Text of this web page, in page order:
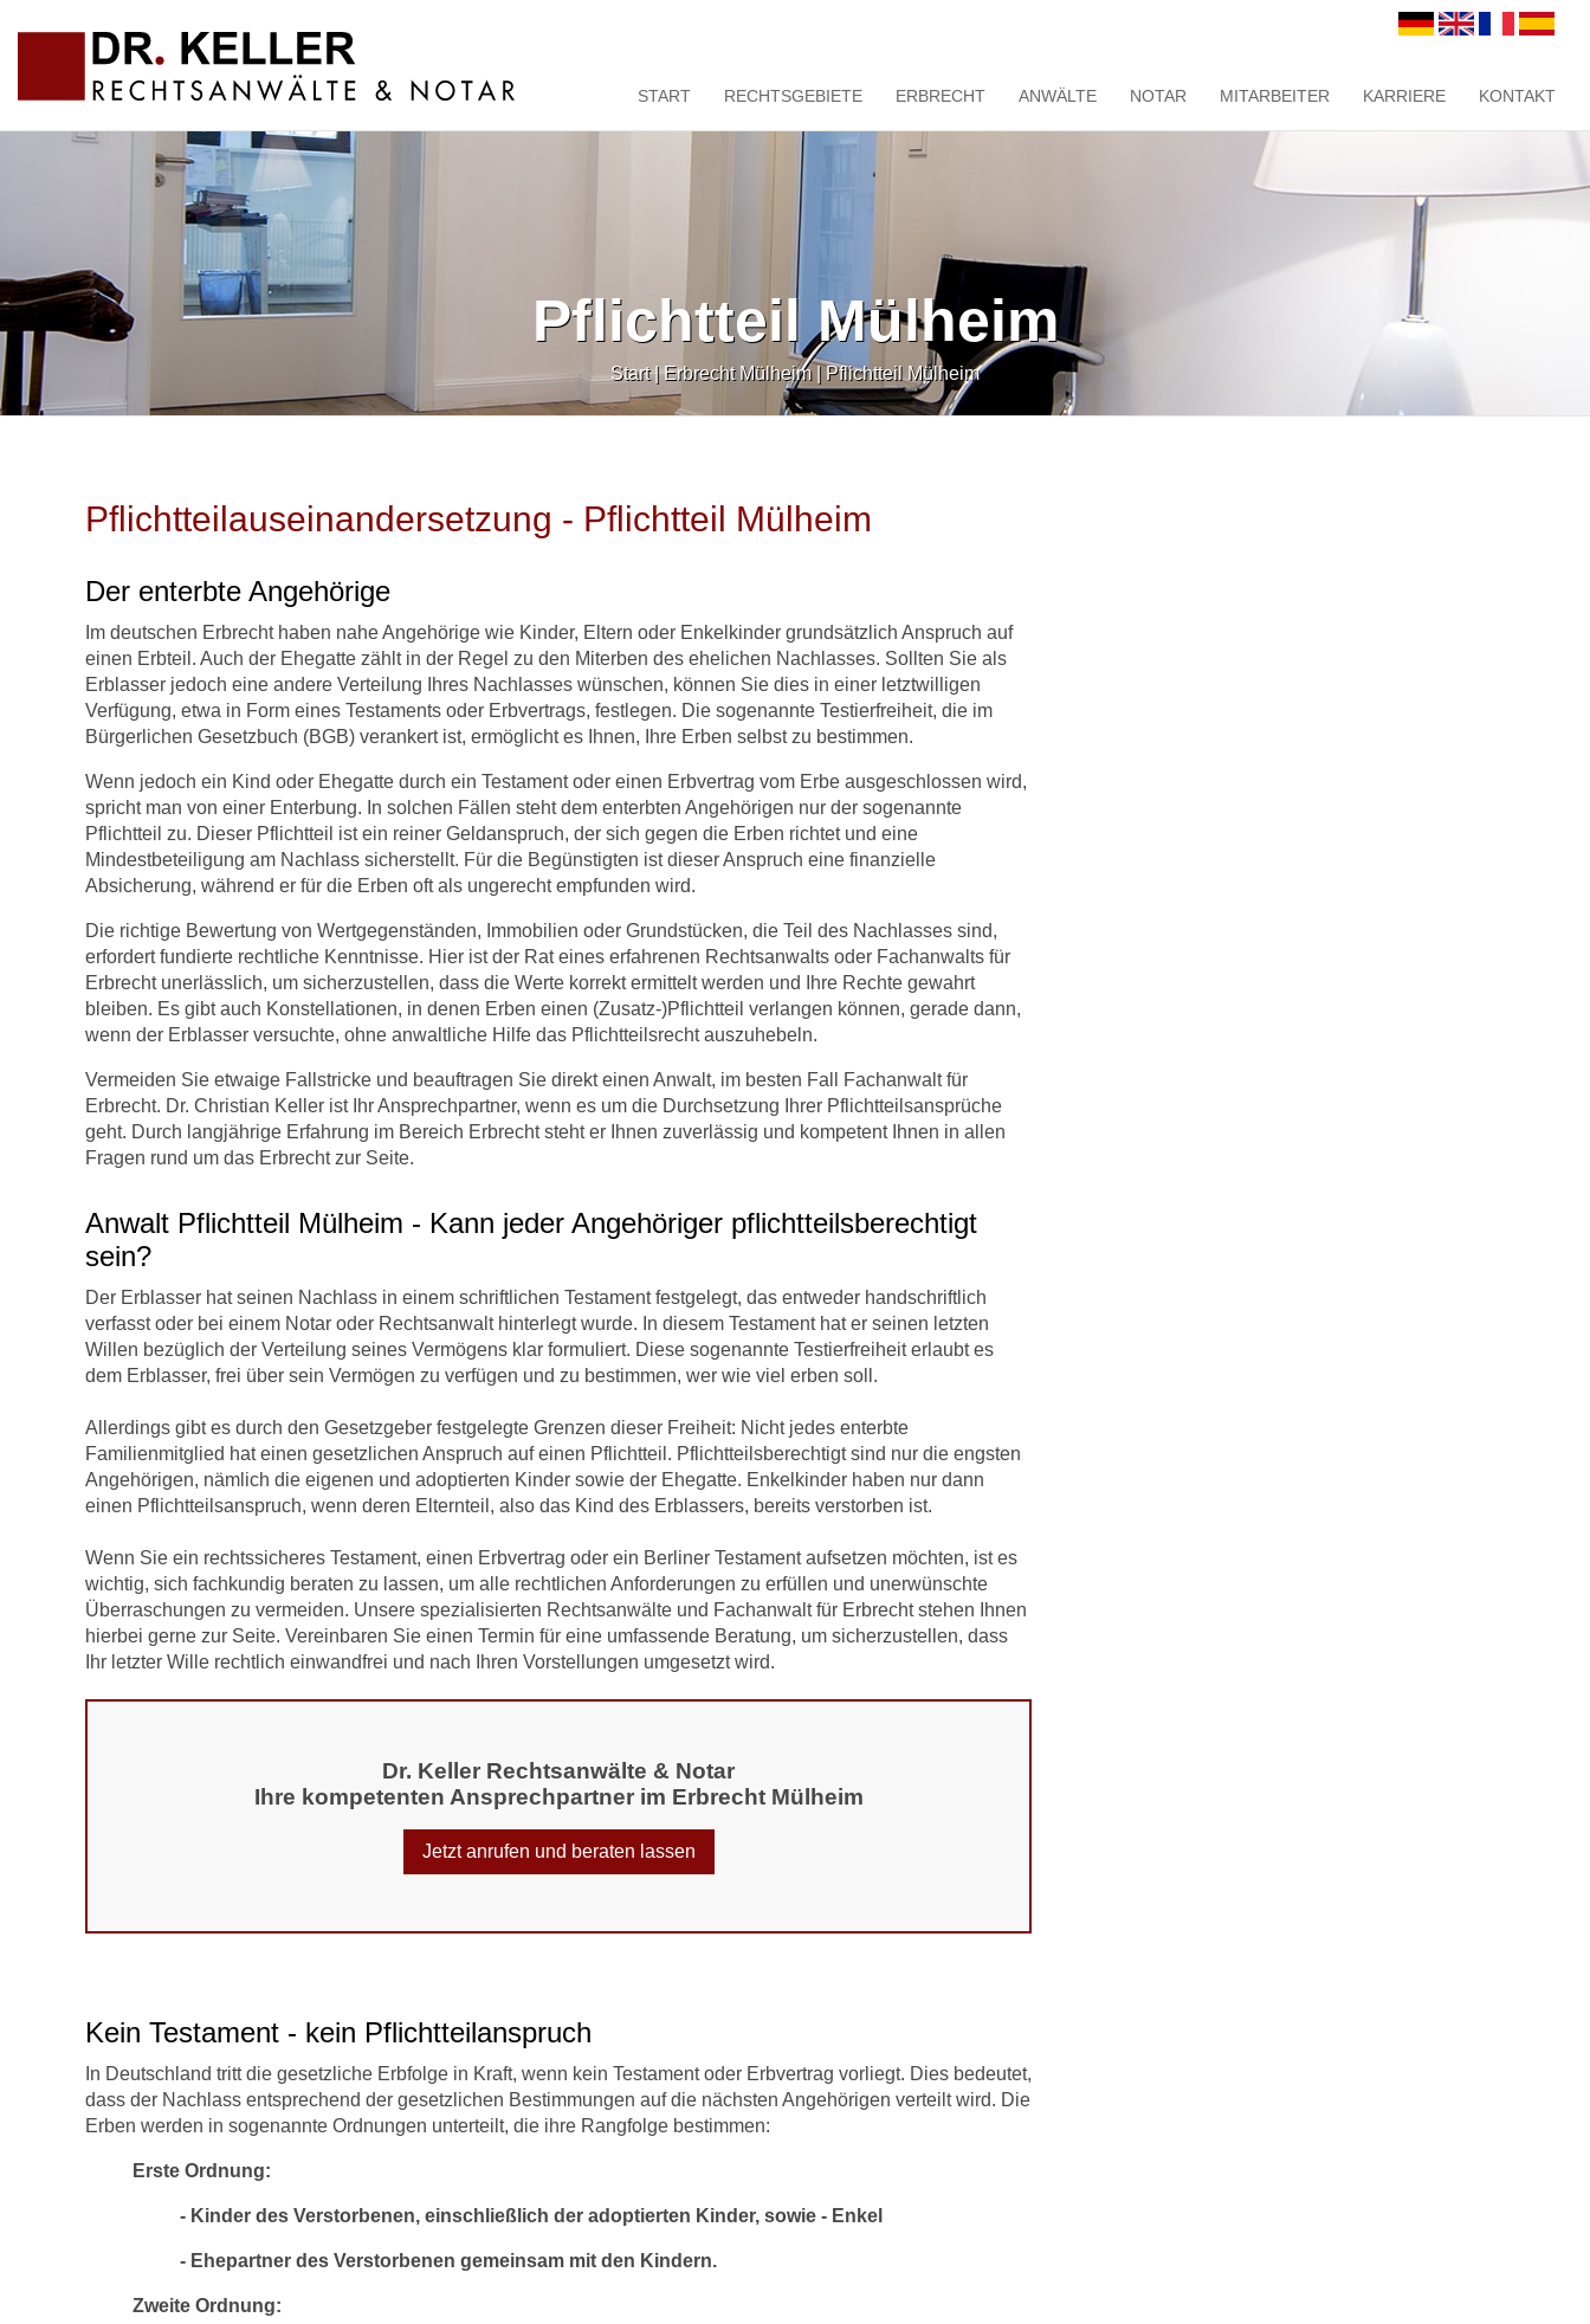
START RECHTSGEBIETE ERBRECHT ANWÄLTE NOTAR MITARBEITER KARRIERE KONTAKT
Pflichtteil Mülheim
Start|Erbrecht Mülheim|Pflichtteil Mülheim
Pflichtteilauseinandersetzung - Pflichtteil Mülheim
Der enterbte Angehörige
Im deutschen Erbrecht haben nahe Angehörige wie Kinder, Eltern oder Enkelkinder grundsätzlich Anspruch auf
einen Erbteil. Auch der Ehegatte zählt in der Regel zu den Miterben des ehelichen Nachlasses. Sollten Sie als
Erblasser jedoch eine andere Verteilung Ihres Nachlasses wünschen, können Sie dies in einer letztwilligen
Verfügung, etwa in Form eines Testaments oder Erbvertrags, festlegen. Die sogenannte Testierfreiheit, die im
Bürgerlichen Gesetzbuch (BGB) verankert ist, ermöglicht es Ihnen, Ihre Erben selbst zu bestimmen.
Wenn jedoch ein Kind oder Ehegatte durch ein Testament oder einen Erbvertrag vom Erbe ausgeschlossen wird,
spricht man von einer Enterbung. In solchen Fällen steht dem enterbten Angehörigen nur der sogenannte
Pflichtteil zu. Dieser Pflichtteil ist ein reiner Geldanspruch, der sich gegen die Erben richtet und eine
Mindestbeteiligung am Nachlass sicherstellt. Für die Begünstigten ist dieser Anspruch eine finanzielle
Absicherung, während er für die Erben oft als ungerecht empfunden wird.
Die richtige Bewertung von Wertgegenständen, Immobilien oder Grundstücken, die Teil des Nachlasses sind,
erfordert fundierte rechtliche Kenntnisse. Hier ist der Rat eines erfahrenen Rechtsanwalts oder Fachanwalts für
Erbrecht unerlässlich, um sicherzustellen, dass die Werte korrekt ermittelt werden und Ihre Rechte gewahrt
bleiben. Es gibt auch Konstellationen, in denen Erben einen (Zusatz-)Pflichtteil verlangen können, gerade dann,
wenn der Erblasser versuchte, ohne anwaltliche Hilfe das Pflichtteilsrecht auszuhebeln.
Vermeiden Sie etwaige Fallstricke und beauftragen Sie direkt einen Anwalt, im besten Fall Fachanwalt für
Erbrecht. Dr. Christian Keller ist Ihr Ansprechpartner, wenn es um die Durchsetzung Ihrer Pflichtteilsansprüche
geht. Durch langjährige Erfahrung im Bereich Erbrecht steht er Ihnen zuverlässig und kompetent Ihnen in allen
Fragen rund um das Erbrecht zur Seite.
Anwalt Pflichtteil Mülheim - Kann jeder Angehöriger pflichtteilsberechtigt
sein?
Der Erblasser hat seinen Nachlass in einem schriftlichen Testament festgelegt, das entweder handschriftlich
verfasst oder bei einem Notar oder Rechtsanwalt hinterlegt wurde. In diesem Testament hat er seinen letzten
Willen bezüglich der Verteilung seines Vermögens klar formuliert. Diese sogenannte Testierfreiheit erlaubt es
dem Erblasser, frei über sein Vermögen zu verfügen und zu bestimmen, wer wie viel erben soll.
Allerdings gibt es durch den Gesetzgeber festgelegte Grenzen dieser Freiheit: Nicht jedes enterbte
Familienmitglied hat einen gesetzlichen Anspruch auf einen Pflichtteil. Pflichtteilsberechtigt sind nur die engsten
Angehörigen, nämlich die eigenen und adoptierten Kinder sowie der Ehegatte. Enkelkinder haben nur dann
einen Pflichtteilsanspruch, wenn deren Elternteil, also das Kind des Erblassers, bereits verstorben ist.
Wenn Sie ein rechtssicheres Testament, einen Erbvertrag oder ein Berliner Testament aufsetzen möchten, ist es
wichtig, sich fachkundig beraten zu lassen, um alle rechtlichen Anforderungen zu erfüllen und unerwünschte
Überraschungen zu vermeiden. Unsere spezialisierten Rechtsanwälte und Fachanwalt für Erbrecht stehen Ihnen
hierbei gerne zur Seite. Vereinbaren Sie einen Termin für eine umfassende Beratung, um sicherzustellen, dass
Ihr letzter Wille rechtlich einwandfrei und nach Ihren Vorstellungen umgesetzt wird.
Dr. Keller Rechtsanwälte & Notar
Ihre kompetenten Ansprechpartner im Erbrecht Mülheim
Jetzt anrufen und beraten lassen
Kein Testament - kein Pflichtteilanspruch
In Deutschland tritt die gesetzliche Erbfolge in Kraft, wenn kein Testament oder Erbvertrag vorliegt. Dies bedeutet,
dass der Nachlass entsprechend der gesetzlichen Bestimmungen auf die nächsten Angehörigen verteilt wird. Die
Erben werden in sogenannte Ordnungen unterteilt, die ihre Rangfolge bestimmen:
Erste Ordnung:
- Kinder des Verstorbenen, einschließlich der adoptierten Kinder, sowie - Enkel
- Ehepartner des Verstorbenen gemeinsam mit den Kindern.
Zweite Ordnung: